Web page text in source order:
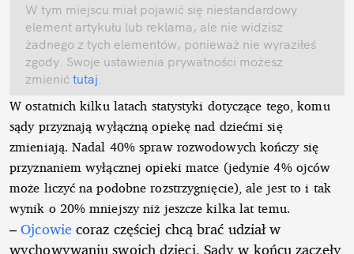
W tym miejscu miał pojawić się niestandardowy
element artykułu lub reklama, ale nie widzisz
żadnego z tych elementów, ponieważ nie wyraziłeś
zgody. Swoje ustawienia prywatności możesz
zmienić tutaj
W ostatnich kilku latach statystyki dotyczące tego, komu
sądy przyznają wyłączną opiekę nad dziećmi się
zmieniają. Nadal 40% spraw rozwodowych kończy się
przyznaniem wyłącznej opieki matce (jedynie 4% ojców
może liczyć na podobne rozstrzygnięcie), ale jest to i tak
wynik o 20% mniejszy niż jeszcze kilka lat temu.
–Ojcowiecoraz częściej chcą brać udział w
wychowywaniu swoich dzieci. Sądy w końcu zaczęły